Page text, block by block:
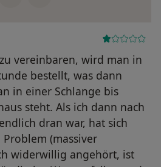
vereinbaren, wird man in
bestellt, was dann
in einer Schlange bis
steht. Als ich dann nach
dran war, hat sich
Problem (massiver
widerwillig angehört, ist